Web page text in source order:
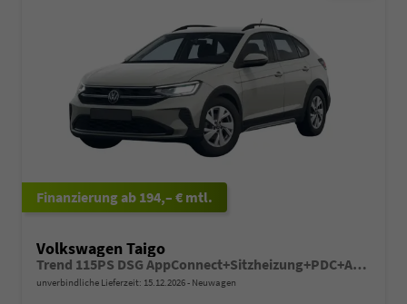
ab 194,– € mtl.
Volkswagen Taigo
Trend 115PS DSG AppConnect+Sitzheizung+PDC+Alu16+LED+DAB+FrontAssist
unverbindliche Lieferzeit: 15.12.2026 Neuwagen